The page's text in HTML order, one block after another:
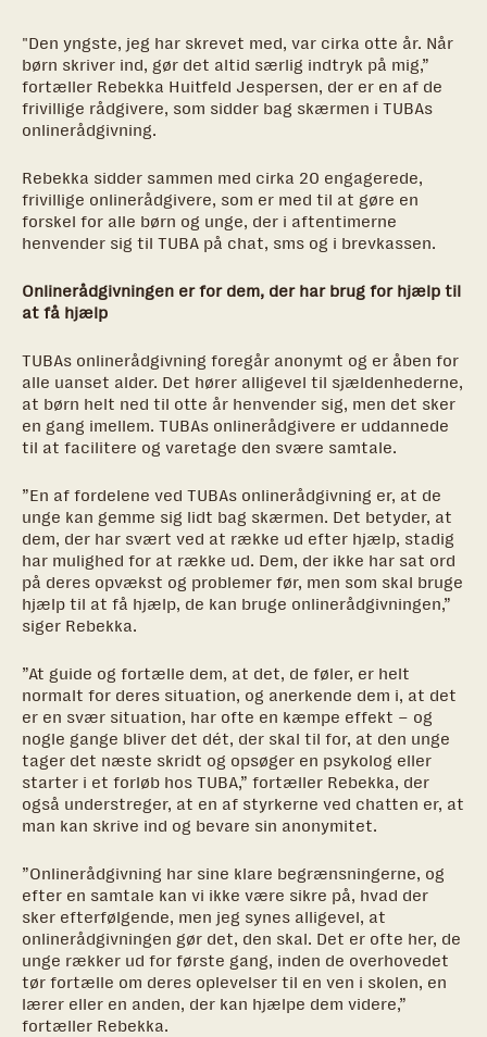
"Den yngste, jeg har skrevet med, var cirka otte år. Når
børn skriver ind, gør det altid særlig indtryk på mig,”
fortæller Rebekka Huitfeld Jespersen, der er en af de
frivillige rådgivere, som sidder bag skærmen i TUBAs
onlinerådgivning.
Rebekka sidder sammen med cirka 20 engagerede,
frivillige onlinerådgivere, som er med til at gøre en
forskel for alle børn og unge, der i aftentimerne
henvender sig til TUBA på chat, sms og i brevkassen.
Onlinerådgivningen er for dem, der har brug for hjælp til
at få hjælp
TUBAs onlinerådgivning foregår anonymt og er åben for
alle uanset alder. Det hører alligevel til sjældenhederne,
at børn helt ned til otte år henvender sig, men det sker
en gang imellem. TUBAs onlinerådgivere er uddannede
til at facilitere og varetage den svære samtale.
”En af fordelene ved TUBAs onlinerådgivning er, at de
unge kan gemme sig lidt bag skærmen. Det betyder, at
dem, der har svært ved at række ud efter hjælp, stadig
har mulighed for at række ud. Dem, der ikke har sat ord
på deres opvækst og problemer før, men som skal bruge
hjælp til at få hjælp, de kan bruge onlinerådgivningen,”
siger Rebekka.
”At guide og fortælle dem, at det, de føler, er helt
normalt for deres situation, og anerkende dem i, at det
er en svær situation, har ofte en kæmpe effekt – og
nogle gange bliver det dét, der skal til for, at den unge
tager det næste skridt og opsøger en psykolog eller
starter i et forløb hos TUBA,” fortæller Rebekka, der
også understreger, at en af styrkerne ved chatten er, at
man kan skrive ind og bevare sin anonymitet.
”Onlinerådgivning har sine klare begrænsningerne, og
efter en samtale kan vi ikke være sikre på, hvad der
sker efterfølgende, men jeg synes alligevel, at
onlinerådgivningen gør det, den skal. Det er ofte her, de
unge rækker ud for første gang, inden de overhovedet
tør fortælle om deres oplevelser til en ven i skolen, en
lærer eller en anden, der kan hjælpe dem videre,”
fortæller Rebekka.